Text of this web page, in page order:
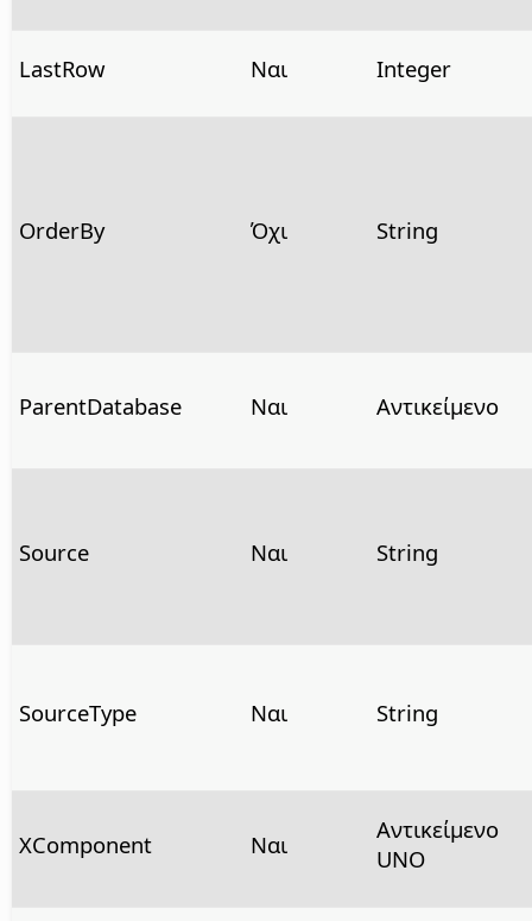
LastRow Ναι Integer
OrderBy Όχι String
ParentDatabase Ναι Αντικείμενο
Source Ναι String
SourceType Ναι String
XComponent Ναι
Αντικείμενο
UNO